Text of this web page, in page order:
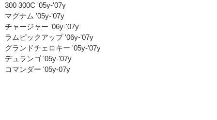
300 300C '05y-'07y
マグナム '05y-'07y
チャージャー '06y-'07y
ラムピックアップ '06y-'07y
グランドチェロキー '05y-'07y
デュランゴ '05y-'07y
コマンダー '05y-07y